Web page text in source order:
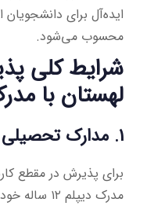
ایده‌آل برای دانشجویان
محسوب می‌شود.
شرایط کلی
لهستان با
1. مدارک تحصیلی مورد نیاز
برای پذیرش در مقطع
مدرک